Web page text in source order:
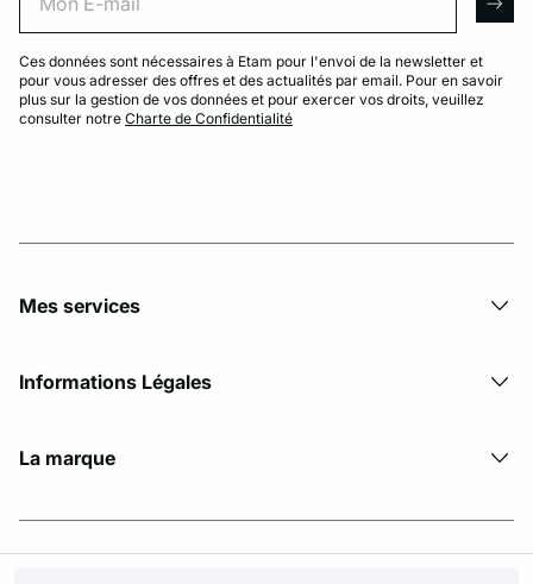
Ces données sont nécessaires à Etam pour l'envoi de la newsletter et
pour vous adresser des offres et des actualités par email. Pour en savoir
plus sur la gestion de vos données et pour exercer vos droits, veuillez
consulter notre Charte de Confidentialité
Mes services
Informations Légales
La marque